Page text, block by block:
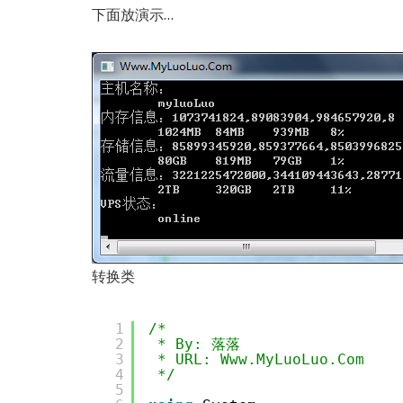
下面放演示…
转换类
1
2
3
4
5
/*
* By: 落落
* URL: Www.MyLuoLuo.Com
*/